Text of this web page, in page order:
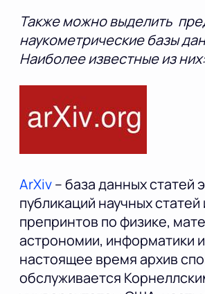
Также можно выделить
наукометрические базы
Наиболее известные из них:
ArXiv– база данных статей
публикаций научных статей
препринтов по физике,
астрономии, информатики
настоящее время архив
обслуживается